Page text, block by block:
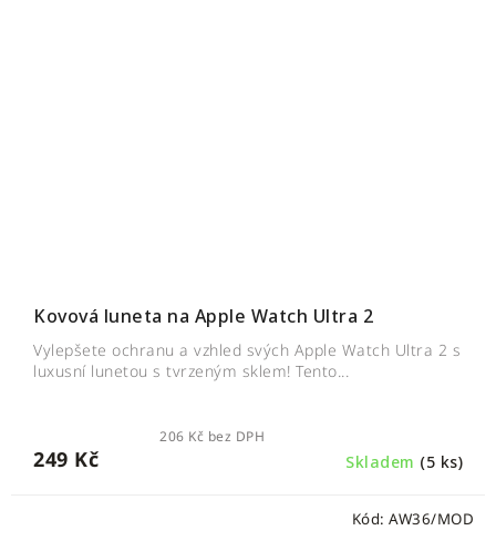
Kovová luneta na Apple Watch Ultra 2
Skladem (5 ks)
206 Kč bez DPH
249 Kč
Vylepšete ochranu a vzhled svých Apple Watch Ultra 2 s
luxusní lunetou s tvrzeným sklem! Tento...
Kód: AW36/MOD